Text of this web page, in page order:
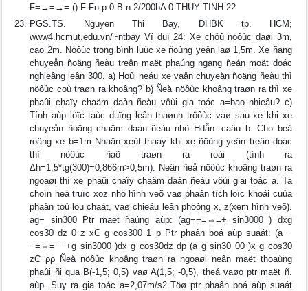
F=→=→= () F Fn p 0 B n 2/200bA 0 THUY TINH 22
PGS.TS. Nguyen Thi Bay, DHBK tp. HCM;
www4.hcmut.edu.vn/~ntbay Ví duï 24: Xe chôû nöôùc daøi 3m,
cao 2m. Nöôùc trong bình luùc xe ñöùng yeân laø 1,5m. Xe ñang
chuyeån ñoäng ñeàu treân maët phaúng ngang ñeán moät doác
nghieâng leân 300. a) Hoûi neáu xe vaån chuyeån ñoäng ñeàu thì
nöôùc coù traøn ra khoâng? b) Ñeå nöôùc khoâng traøn ra thì xe
phaûi chaïy chaäm daàn ñeàu vôùi gia toác a=bao nhieâu? c)
Tính aùp löïc taùc duïng leân thaønh tröôùc vaø sau xe khi xe
chuyeån ñoäng chaäm daàn ñeàu nhö Hdẫn: caâu b. Cho beà
roäng xe b=1m Nhaän xeùt thaáy khi xe ñöùng yeân treân doác
thì nöôùc ñaõ traøn ra roài (tính ra
Δh=1,5*tg(300)=0,866m>0,5m). Neân ñeå nöôùc khoâng traøn ra
ngoaøi thì xe phaûi chaïy chaäm daàn ñeàu vôùi giai toác a. Ta
choïn heä truïc xoz nhö hình veõ vaø phaân tích löïc khoái cuûa
phaàn töû löu chaát, vaø chieáu leân phöông x, z(xem hình veõ).
ag− sin300 Ptr maët ñaúng aùp: (ag−−=⇔=+ sin3000 ) dxg
cos30 dz 0 z xC g cos300 1 p Ptr phaân boá aùp suaát: (a −
−=⇔=−−+g sin3000 )dx g cos30dz dp (a g sin30 00 )x g cos30
zC ρρ Ñeå nöôùc khoâng traøn ra ngoaøi neân maët thoaùng
phaûi ñi qua B(-1,5; 0,5) vaø A(1,5; -0,5), theá vaøo ptr maët ñ.
aùp. Suy ra gia toác a=2,07m/s2 Töø ptr phaân boá aùp suaát